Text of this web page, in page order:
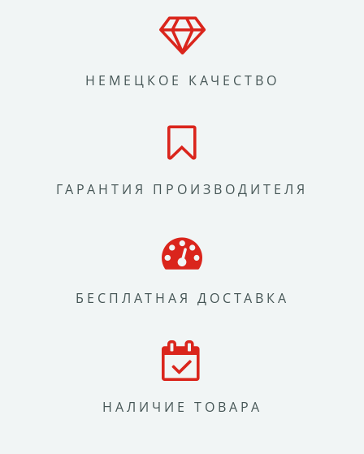
НЕМЕЦКОЕ КАЧЕСТВО
ГАРАНТИЯ ПРОИЗВОДИТЕЛЯ
БЕСПЛАТНАЯ ДОСТАВКА
НАЛИЧИЕ ТОВАРА